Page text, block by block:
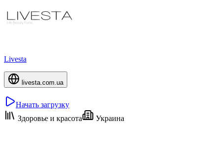
Livesta
livesta.com.ua
Начать загрузку
Здоровье и красота
Украина